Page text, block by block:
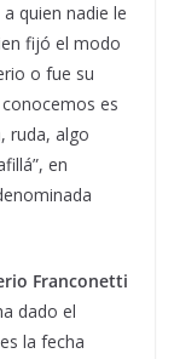
a quien nadie le
fijó el modo
o fue su
conocemos es
ruda, algo
en
Franconetti
dado el
la fecha